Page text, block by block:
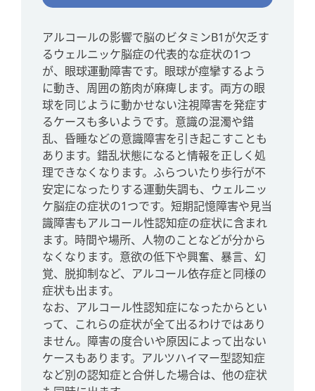
アルコールの影響で脳のビタミンB1が欠乏す
るウェルニッケ脳症の代表的な症状の1つ
が、眼球運動障害です。眼球が痙攣するよう
に動き、周囲の筋肉が麻痺します。両方の眼
球を同じように動かせない注視障害を発症す
るケースも多いようです。意識の混濁や錯
乱、昏睡などの意識障害を引き起こすことも
あります。錯乱状態になると情報を正しく処
理できなくなります。ふらついたり歩行が不
安定になったりする運動失調も、ウェルニッ
ケ脳症の症状の1つです。短期記憶障害や見当
識障害もアルコール性認知症の症状に含まれ
ます。時間や場所、人物のことなどが分から
なくなります。意欲の低下や興奮、暴言、幻
覚、脱抑制など、アルコール依存症と同様の
症状も出ます。
なお、アルコール性認知症になったからとい
って、これらの症状が全て出るわけではあり
ません。障害の度合いや原因によって出ない
ケースもあります。アルツハイマー型認知症
など別の認知症と合併した場合は、他の症状